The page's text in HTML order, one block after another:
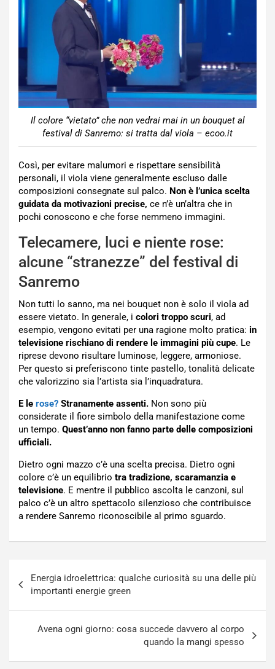
Il colore “vietato” che non vedrai mai in un bouquet al
festival di Sanremo: si tratta dal viola – ecoo.it
Così, per evitare malumori e rispettare sensibilità
personali, il viola viene generalmente escluso dalle
composizioni consegnate sul palco. Non è l’unica scelta
guidata da motivazioni precise, ce n’è un’altra che in
pochi conoscono e che forse nemmeno immagini.
Telecamere, luci e niente rose:
alcune “stranezze” del festival di
Sanremo
Non tutti lo sanno, ma nei bouquet non è solo il viola ad
essere vietato. In generale, i colori troppo scuri, ad
esempio, vengono evitati per una ragione molto pratica: in
televisione rischiano di rendere le immagini più cupe. Le
riprese devono risultare luminose, leggere, armoniose.
Per questo si preferiscono tinte pastello, tonalità delicate
che valorizzino sia l’artista sia l’inquadratura.
E le rose? Stranamente assenti. Non sono più
considerate il fiore simbolo della manifestazione come
un tempo. Quest’anno non fanno parte delle composizioni
ufficiali.
Dietro ogni mazzo c’è una scelta precisa. Dietro ogni
colore c’è un equilibrio tra tradizione, scaramanzia e
televisione. E mentre il pubblico ascolta le canzoni, sul
palco c’è un altro spettacolo silenzioso che contribuisce
a rendere Sanremo riconoscibile al primo sguardo.
articoli
Energia idroelettrica: qualche curiosità su una delle più
importanti energie green
Avena ogni giorno: cosa succede davvero al corpo
quando la mangi spesso